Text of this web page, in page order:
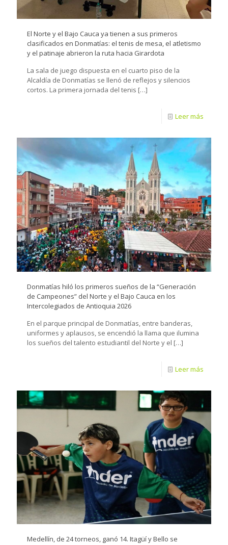
El Norte y el Bajo Cauca ya tienen a sus primeros
clasificados en Donmatías: el tenis de mesa, el atletismo
y el patinaje abrieron la ruta hacia Girardota
La sala de juego dispuesta en el cuarto piso de la
Alcaldía de Donmatías se llenó de reflejos y silencios
cortos. La primera jornada del tenis […]
Leer más
Donmatías hiló los primeros sueños de la “Generación
de Campeones” del Norte y el Bajo Cauca en los
Intercolegiados de Antioquia 2026
En el parque principal de Donmatías, entre banderas,
uniformes y aplausos, se encendió la llama que ilumina
los sueños del talento estudiantil del Norte y el […]
Leer más
Medellín, de 24 torneos, ganó 14. Itagüí y Bello se